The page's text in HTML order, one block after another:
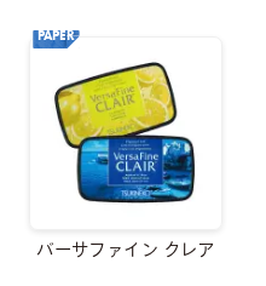
PAPER
バーサファイン クレア